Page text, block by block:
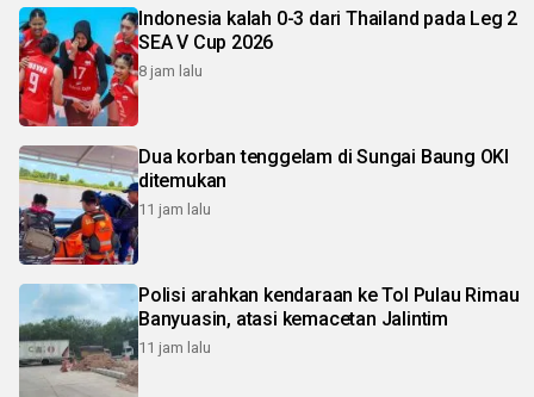
Indonesia kalah 0-3 dari Thailand pada Leg 2
SEA V Cup 2026
8 jam lalu
Dua korban tenggelam di Sungai Baung OKI
ditemukan
11 jam lalu
Polisi arahkan kendaraan ke Tol Pulau Rimau
Banyuasin, atasi kemacetan Jalintim
11 jam lalu